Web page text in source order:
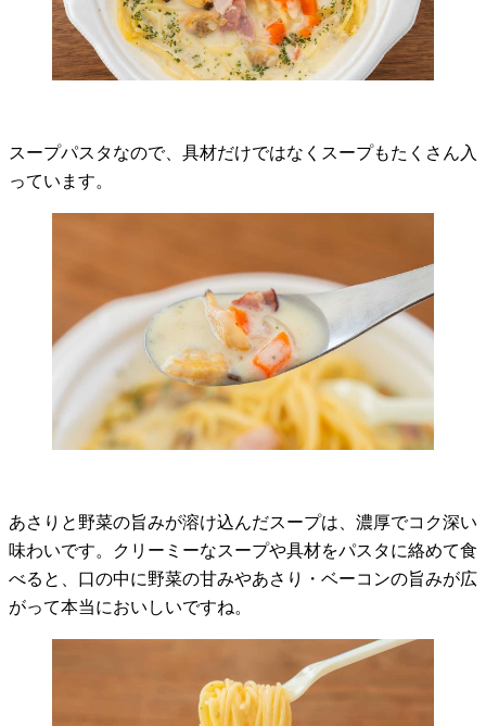
スープパスタなので、具材だけではなくスープもたくさん入
っています。
あさりと野菜の旨みが溶け込んだスープは、濃厚でコク深い
味わいです。クリーミーなスープや具材をパスタに絡めて食
べると、口の中に野菜の甘みやあさり・ベーコンの旨みが広
がって本当においしいですね。